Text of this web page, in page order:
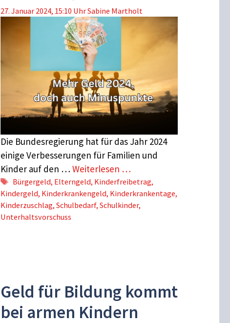
27. Januar 2024, 15:10 UhrSabine Martholt
Die Bundesregierung hat für das Jahr 2024
einige Verbesserungen für Familien und
Kinder auf den … Weiterlesen …
Schlagwörter
Bürgergeld, Elterngeld, Kinderfreibetrag,
Kindergeld, Kinderkrankengeld, Kinderkrankentage,
Kinderzuschlag, Schulbedarf, Schulkinder,
Unterhaltsvorschuss
Geld für Bildung kommt
bei armen Kindern